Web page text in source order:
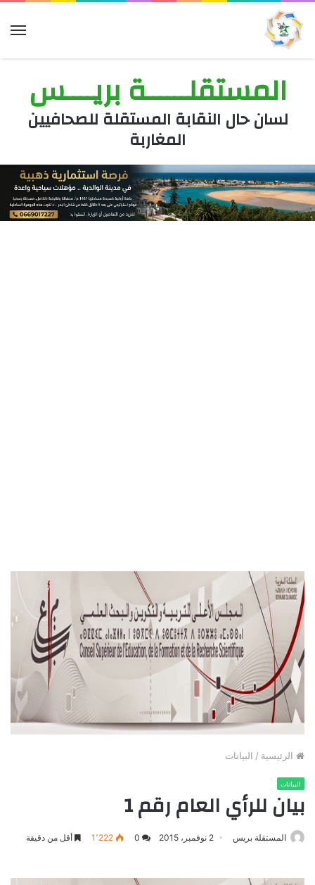
المستقلــــــة بريــــس
لسان حال النقابة المستقلة للصحافيين
المغاربة
الرئيسية / البيانات
البيانات
بيان للرأي العام رقم 1
المستقلة بريس 2 نوفمبر، 2015 0 1٬222 أقل من دقيقة